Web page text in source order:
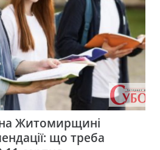
на Житомирщині
що треба